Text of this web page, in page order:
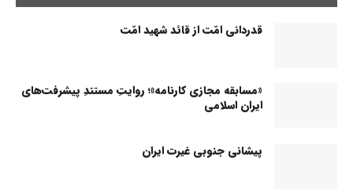
قدردانی امّت از قائد شهید امّت
«مسابقه مجازی کارنامه»؛ روایتِ مستندِ پیشرفت‌های
ایران اسلامی
پیشانی جنوبی غیرت ایران